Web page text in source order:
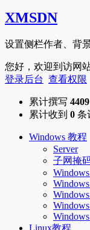
XMSDN
设置侧栏作者、背
您好，欢迎到访网站
登录后台 查看权限
累计撰写 4409
累计收到 0 条
Windows 教程
Server
子网掩
Windows
Linux教程